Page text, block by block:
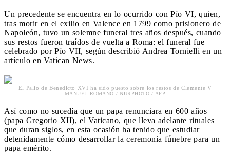
Un precedente se encuentra en lo ocurrido con Pío VI, quien,
tras morir en el exilio en Valence en 1799 como prisionero de
Napoleón, tuvo un solemne funeral tres años después, cuando
sus restos fueron traídos de vuelta a Roma: el funeral fue
celebrado por Pío VII, según describió Andrea Tornielli en un
artículo en Vatican News.
El Palio de Benedicto XVI ha sido puesto sobre los restos de Clemente V
MANUEL ROMANO / NURPHOTO / AFP
Así como no sucedía que un papa renunciara en 600 años
(papa Gregorio XII), el Vaticano, que lleva adelante rituales
que duran siglos, en esta ocasión ha tenido que estudiar
detenidamente cómo desarrollar la ceremonia fúnebre para un
papa emérito.